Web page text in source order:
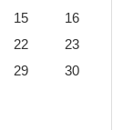
15
16
22
23
29
30